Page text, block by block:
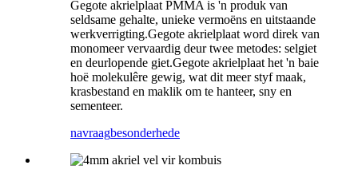
Gegote akrielplaat PMMA is 'n produk van
seldsame gehalte, unieke vermoëns en uitstaande
werkverrigting.Gegote akrielplaat word direk van
monomeer vervaardig deur twee metodes: selgiet
en deurlopende giet.Gegote akrielplaat het 'n baie
hoë molekulêre gewig, wat dit meer styf maak,
krasbestand en maklik om te hanteer, sny en
sementeer.
navraagbesonderhede